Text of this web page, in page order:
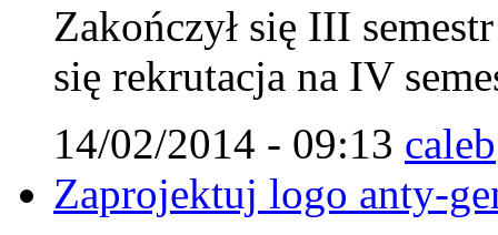
Zakończył się III
się rekrutacja na IV
14/02/2014 - 09:13 caleb
Zaprojektuj logo anty-